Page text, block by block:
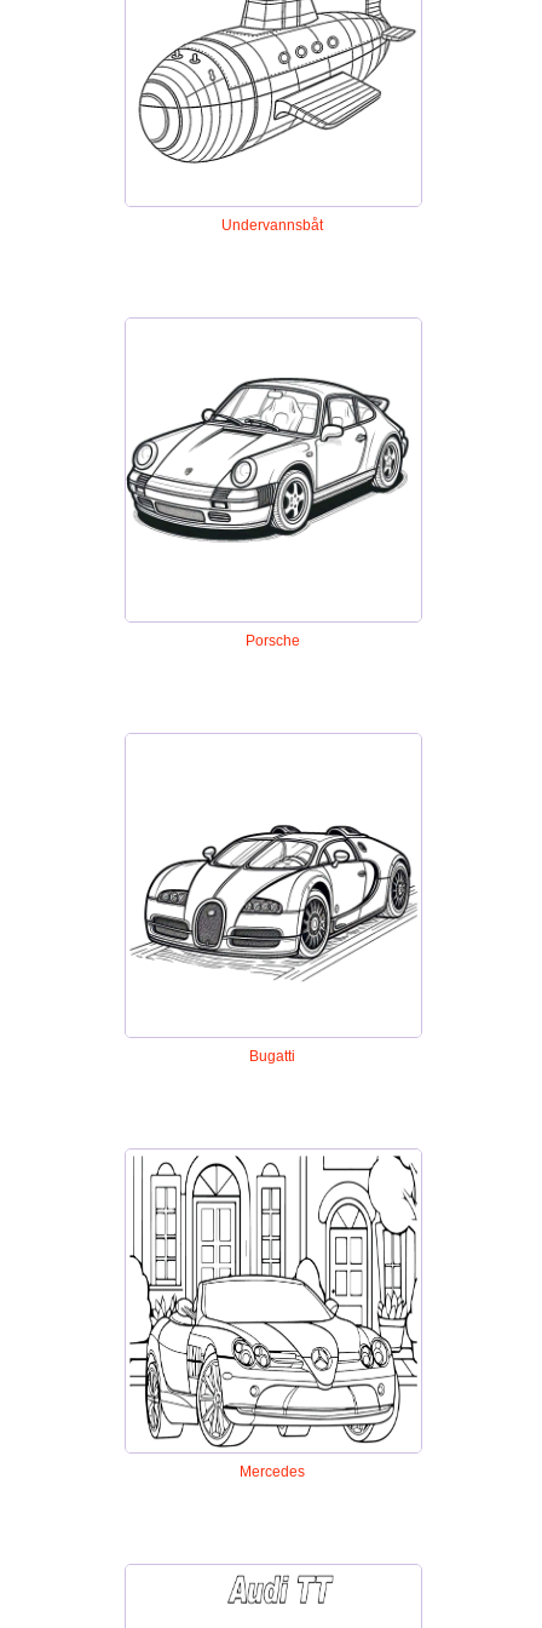
Undervannsbåt
Porsche
Bugatti
Mercedes